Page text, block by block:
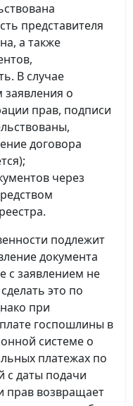
представителя
а также
В случае
о
прав, подписи
договора
через
подлежит
документа
с заявлением не
это по
при
госпошлины в
системе о
платежах по
с даты подачи
прав возвращает